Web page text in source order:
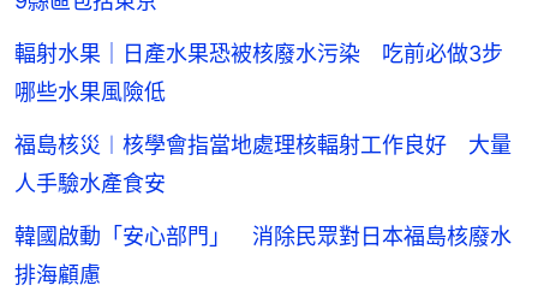
輻射水果｜日產水果恐被核廢水污染 吃前必做3步
哪些水果風險低
福島核災︱核學會指當地處理核輻射工作良好 大量
人手驗水產食安
韓國啟動「安心部門」 消除民眾對日本福島核廢水
排海顧慮